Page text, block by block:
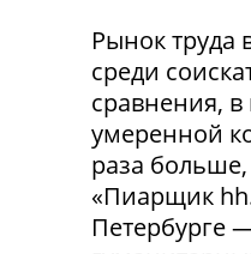
Рынок труда
среди
сравнения,
умеренной
раза
«Пиарщик
Петербурге